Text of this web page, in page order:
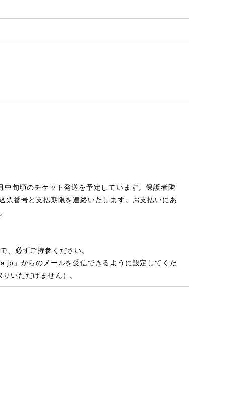
旬頃のチケット発送を予定しています。保護者隣
票番号と支払期限を連絡いたします。お支払いにあ
、必ずご持参ください。
」からのメールを受信できるように設定してくだ
いただけません）。